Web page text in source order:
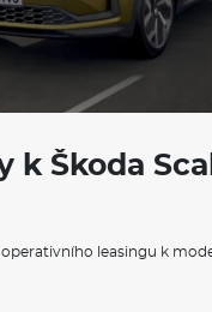
představuje ideální
osoby. Tento
jezdit v novém voze
vozítka Fabia přes
SUV Kodiaq.Na operák, si
údržba, což vám umožní
vozidla.
k Škoda
leasingu k